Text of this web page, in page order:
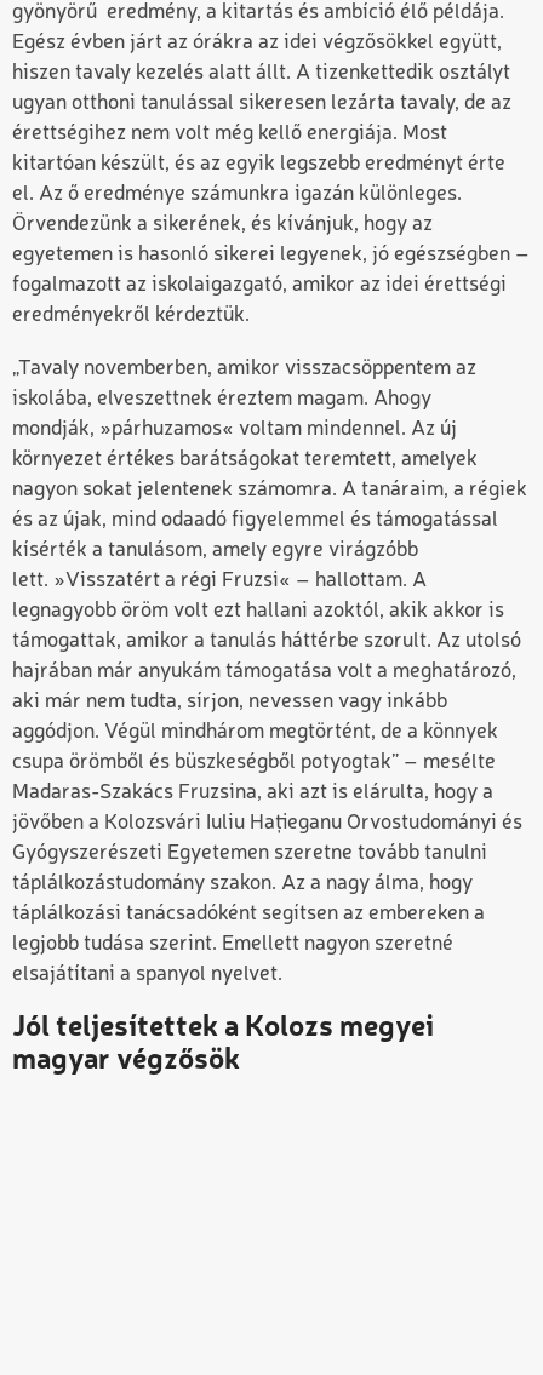
gyönyörű eredmény, a kitartás és ambíció élő példája.
Egész évben járt az órákra az idei végzősökkel együtt,
hiszen tavaly kezelés alatt állt. A tizenkettedik osztályt
ugyan otthoni tanulással sikeresen lezárta tavaly, de az
érettségihez nem volt még kellő energiája. Most
kitartóan készült, és az egyik legszebb eredményt érte
el. Az ő eredménye számunkra igazán különleges.
Örvendezünk a sikerének, és kívánjuk, hogy az
egyetemen is hasonló sikerei legyenek, jó egészségben –
fogalmazott az iskolaigazgató, amikor az idei érettségi
eredményekről kérdeztük.
„Tavaly novemberben, amikor visszacsöppentem az
iskolába, elveszettnek éreztem magam. Ahogy
mondják, »párhuzamos« voltam mindennel. Az új
környezet értékes barátságokat teremtett, amelyek
nagyon sokat jelentenek számomra. A tanáraim, a régiek
és az újak, mind odaadó figyelemmel és támogatással
kísérték a tanulásom, amely egyre virágzóbb
lett. »Visszatért a régi Fruzsi« – hallottam. A
legnagyobb öröm volt ezt hallani azoktól, akik akkor is
támogattak, amikor a tanulás háttérbe szorult. Az utolsó
hajrában már anyukám támogatása volt a meghatározó,
aki már nem tudta, sírjon, nevessen vagy inkább
aggódjon. Végül mindhárom megtörtént, de a könnyek
csupa örömből és büszkeségből potyogtak” – mesélte
Madaras-Szakács Fruzsina, aki azt is elárulta, hogy a
jövőben a Kolozsvári Iuliu Hațieganu Orvostudományi és
Gyógyszerészeti Egyetemen szeretne tovább tanulni
táplálkozástudomány szakon. Az a nagy álma, hogy
táplálkozási tanácsadóként segítsen az embereken a
legjobb tudása szerint. Emellett nagyon szeretné
elsajátítani a spanyol nyelvet.
Jól teljesítettek a Kolozs megyei
magyar végzősök